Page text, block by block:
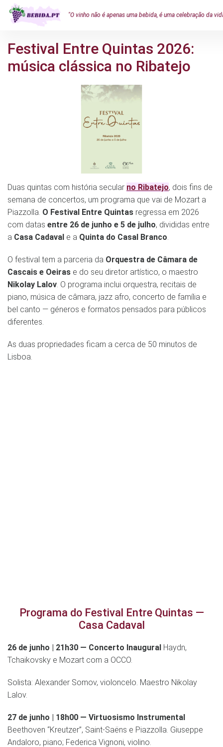
"O vinho não é apenas uma bebida, é uma celebração da
Festival Entre Quintas 2026:
música clássica no Ribatejo
Duas quintas com história secular no Ribatejo, dois fins de
semana de concertos, um programa que vai de Mozart a
Piazzolla. O Festival Entre Quintas regressa em 2026
com datas entre 26 de junho e 5 de julho, divididas entre
a Casa Cadaval e a Quinta do Casal Branco
O festival tem a parceria da Orquestra de Câmara de
Cascais e Oeiras e do seu diretor artístico, o maestro
Nikolay Lalov . O programa inclui orquestra, recitais de
piano, música de câmara, jazz afro, concerto de família e
bel canto — géneros e formatos pensados para públicos
diferentes.
As duas propriedades ficam a cerca de 50 minutos de
Lisboa.
Programa do Festival Entre Quintas —
Casa Cadaval
26 de junho | 21h30 — Concerto Inaugural Haydn,
Tchaikovsky e Mozart com a OCCO.
Solista: Alexander Somov, violoncelo. Maestro Nikolay
Lalov.
27 de junho | 18h00 — Virtuosismo Instrumental
Beethoven “Kreutzer”, Saint-Saëns e Piazzolla. Giuseppe
Andaloro, piano; Federica Vignoni, violino.